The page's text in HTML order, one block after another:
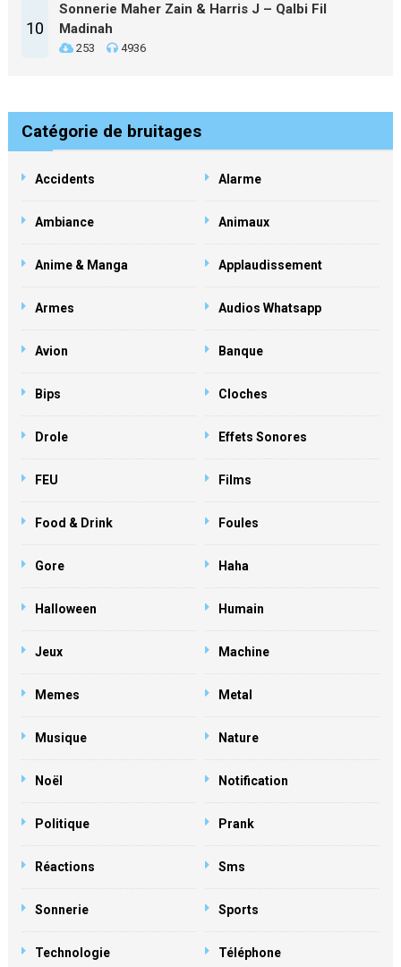
10
Sonnerie Maher Zain & Harris J – Qalbi Fil
Madinah
253 4936
Catégorie de bruitages
Accidents Alarme
Ambiance Animaux
Anime & Manga Applaudissement
Armes Audios Whatsapp
Avion Banque
Bips Cloches
Drole Effets Sonores
FEU Films
Food & Drink Foules
Gore Haha
Halloween Humain
Jeux Machine
Memes Metal
Musique Nature
Noël Notification
Politique Prank
Réactions Sms
Sonnerie Sports
Technologie Téléphone